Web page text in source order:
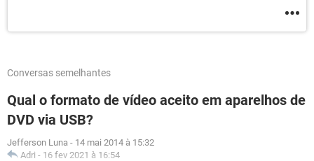
Conversas semelhantes
Qual o formato de vídeo aceito em aparelhos de
DVD via USB?
Jefferson Luna - 14 mai 2014 à 15:32
Adri - 16 fev 2021 à 16:54